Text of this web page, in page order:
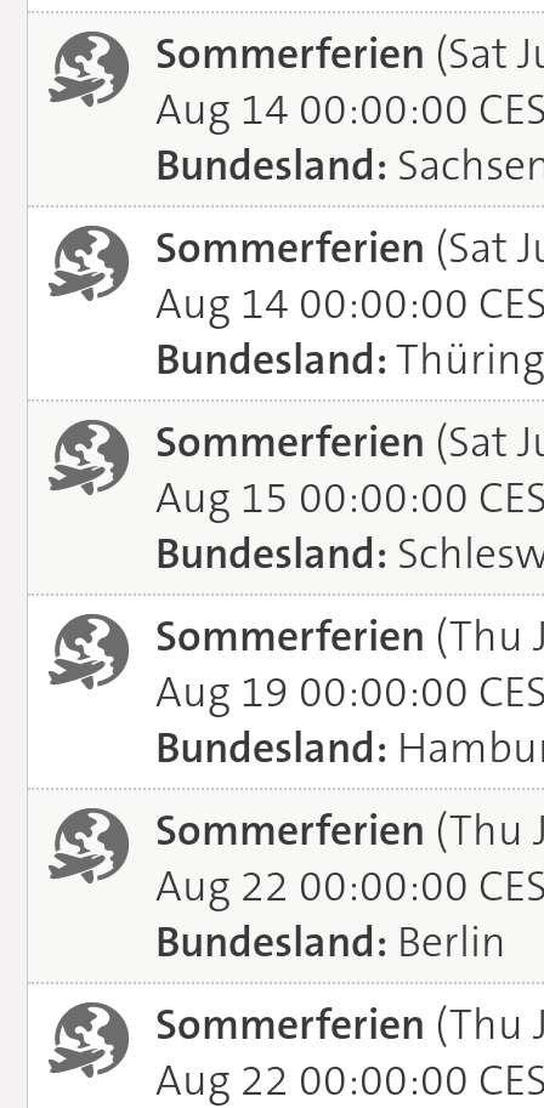
Sommerferien (Sat
Aug 14 00:00:00
Bundesland:
Sommerferien (Sat
Aug 14 00:00:00
Bundesland:
Sommerferien (Sat
Aug 15 00:00:00
Bundesland:
Sommerferien (Thu
Aug 19 00:00:00
Bundesland:
Sommerferien (Thu
Aug 22 00:00:00
Bundesland: Berlin
Sommerferien (Thu
Aug 22 00:00:00